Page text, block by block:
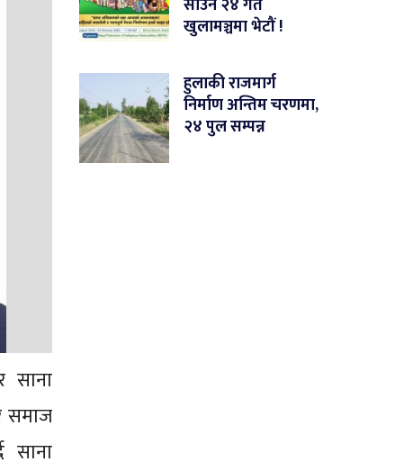
साना
समाज
साना
साउन २४ गते
खुलामञ्चमा भेटौं !
हुलाकी राजमार्ग
निर्माण अन्तिम चरणमा,
२४ पुल सम्पन्न